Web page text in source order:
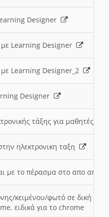
Designer
Learning Designer
Learning Designer_2
Designer
τάξης για μαθητές
ηλεκτρονικη ταξη
με το πέρασμα στο απο
κειμένου/φωτό σε δική
ειδικά για το chrome